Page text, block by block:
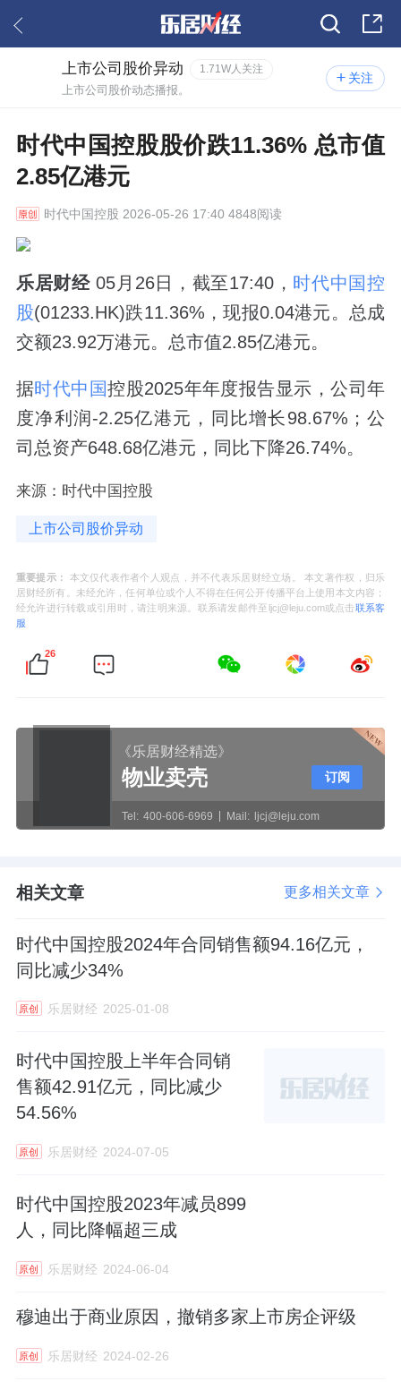
关注
上市公司股价异动 1.71W人关注
上市公司股价动态播报。
时代中国控股股价跌11.36% 总市值
2.85亿港元
时代中国控股 2026-05-26 17:40 4848阅读
乐居财经05月26日，截至17:40， 时代中国控
股(01233.HK)跌11.36%，现报0.04港元。总成
交额23.92万港元。总市值2.85亿港元。
据时代中国控股2025年年度报告显示，公司年
度净利润-2.25亿港元，同比增长98.67%；公
司总资产648.68亿港元，同比下降26.74%。
来源：时代中国控股
上市公司股价异动
重要提示：
本文仅代表作者个人观点，并不代表乐居财经立场。 本文著作权，归乐
居财经所有。未经允许，任何单位或个人不得在任何公开传播平台上使用本文内容；
经允许进行转载或引用时，请注明来源。联系请发邮件至ljcj@leju.com或点击联系客
服
26
《乐居财经精选》
物业卖壳
Tel: 400-606-6969 Mail: ljcj@leju.com
订阅
相关文章 更多相关文章
时代中国控股2024年合同销售额94.16亿元，
同比减少34%
原创 乐居财经 2025-01-08
时代中国控股上半年合同销
售额42.91亿元，同比减少
54.56%
原创 乐居财经 2024-07-05
时代中国控股2023年减员899
人，同比降幅超三成
原创 乐居财经 2024-06-04
穆迪出于商业原因，撤销多家上市房企评级
原创 乐居财经 2024-02-26